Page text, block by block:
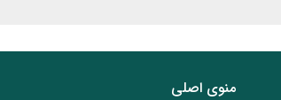
منوی اصلی